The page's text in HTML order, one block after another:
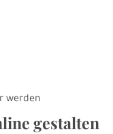
werden
gestalten